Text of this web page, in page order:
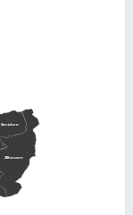
Streichen
Zillhausen